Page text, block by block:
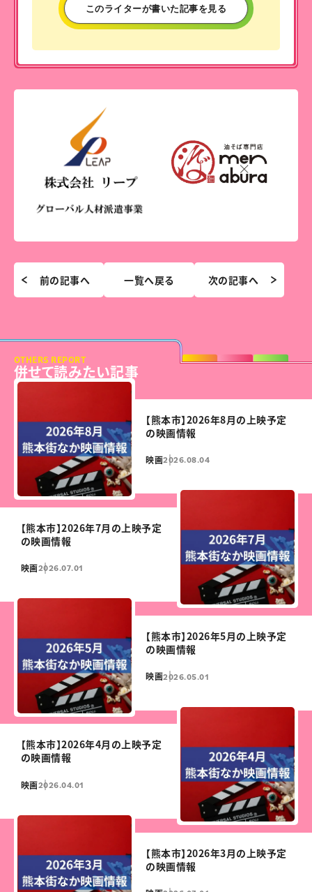
このライターが書いた記事を見る
前の記事へ 一覧へ戻る 次の記事へ
OTHERS REPORT
併せて読みたい記事
【熊本市】2026年8月の上映予定
の映画情報
映画2026.08.04
【熊本市】2026年7月の上映予定
の映画情報
映画2026.07.01
【熊本市】2026年5月の上映予定
の映画情報
映画2026.05.01
【熊本市】2026年4月の上映予定
の映画情報
映画2026.04.01
【熊本市】2026年3月の上映予定
の映画情報